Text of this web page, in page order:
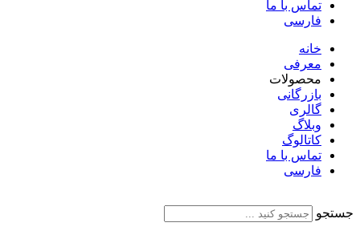
تماس با ما
فارسی
خانه
معرفی
محصولات
بازرگانی
گالری
وبلاگ
کاتالوگ
تماس با ما
فارسی
جستجو